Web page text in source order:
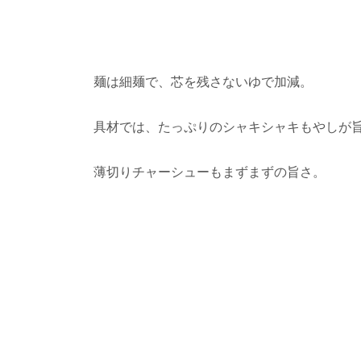
麺は細麺で、芯を残さないゆで加減。
具材では、たっぷりのシャキシャキもやしが
薄切りチャーシューもまずまずの旨さ。